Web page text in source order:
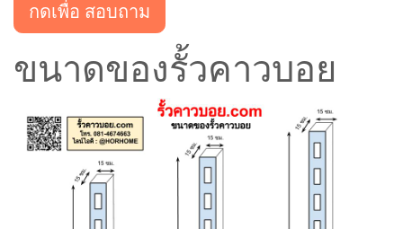
กดเพื่อ สอบถาม
ขนาดของรั้วคาวบอย